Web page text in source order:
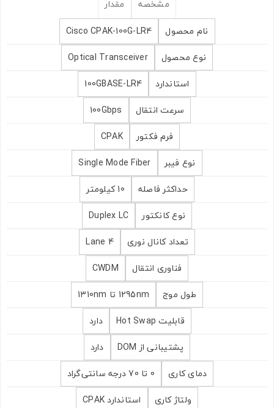
مشخصه
مقدار
نام محصول
Cisco CPAK-100G-LR4
نوع محصول
Optical Transceiver
استاندارد
100GBASE-LR4
سرعت انتقال
100Gbps
فرم فکتور
CPAK
نوع فیبر
Single Mode Fiber
حداکثر فاصله
10 کیلومتر
نوع کانکتور
Duplex LC
تعداد کانال نوری
4 Lane
فناوری انتقال
CWDM
طول موج
1295nm تا 1310nm
قابلیت Hot Swap
دارد
پشتیبانی از DOM
دارد
دمای کاری
0 تا 70 درجه سانتی‌گراد
ولتاژ کاری
استاندارد CPAK